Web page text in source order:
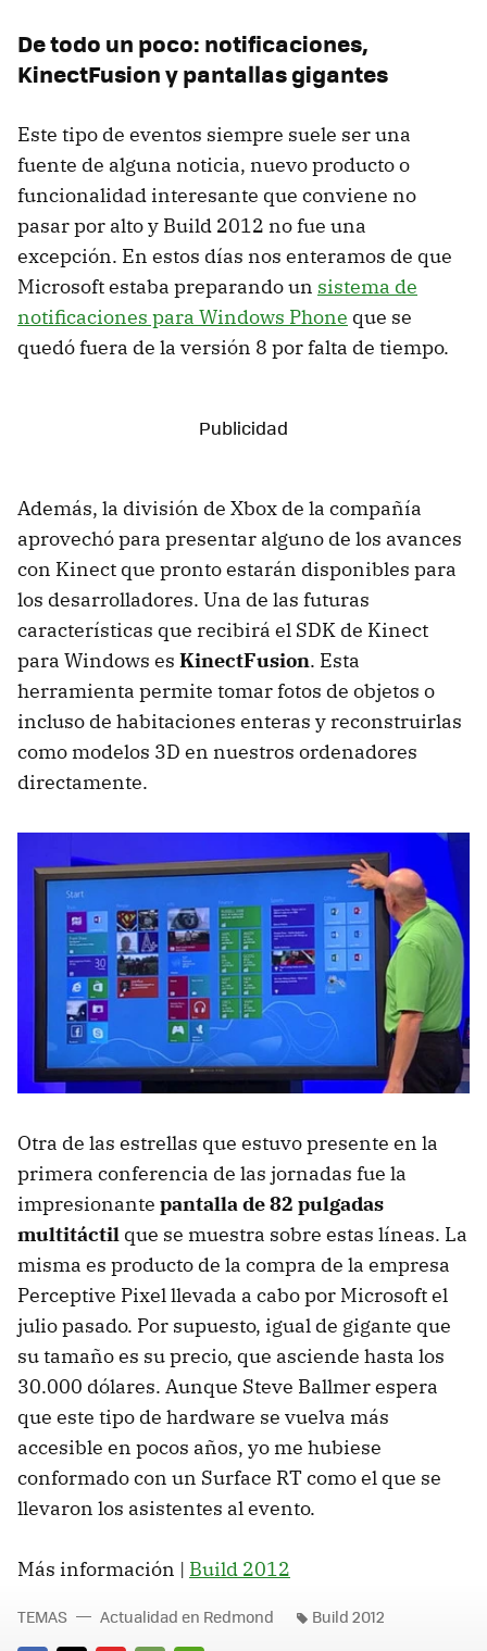
De todo un poco: notificaciones,
KinectFusion y pantallas gigantes
Este tipo de eventos siempre suele ser una
fuente de alguna noticia, nuevo producto o
funcionalidad interesante que conviene no
pasar por alto y Build 2012 no fue una
excepción. En estos días nos enteramos de que
Microsoft estaba preparando un sistema de
notificaciones para Windows Phone que se
quedó fuera de la versión 8 por falta de tiempo.
Además, la división de Xbox de la compañía
aprovechó para presentar alguno de los avances
con Kinect que pronto estarán disponibles para
los desarrolladores. Una de las futuras
características que recibirá el SDK de Kinect
para Windows es KinectFusion. Esta
herramienta permite tomar fotos de objetos o
incluso de habitaciones enteras y reconstruirlas
como modelos 3D en nuestros ordenadores
directamente.
Otra de las estrellas que estuvo presente en la
primera conferencia de las jornadas fue la
impresionante pantalla de 82 pulgadas
multitáctil que se muestra sobre estas líneas. La
misma es producto de la compra de la empresa
Perceptive Pixel llevada a cabo por Microsoft el
julio pasado. Por supuesto, igual de gigante que
su tamaño es su precio, que asciende hasta los
30.000 dólares. Aunque Steve Ballmer espera
que este tipo de hardware se vuelva más
accesible en pocos años, yo me hubiese
conformado con un Surface RT como el que se
llevaron los asistentes al evento.
Más información | Build 2012
TEMAS Actualidad en Redmond Build 2012